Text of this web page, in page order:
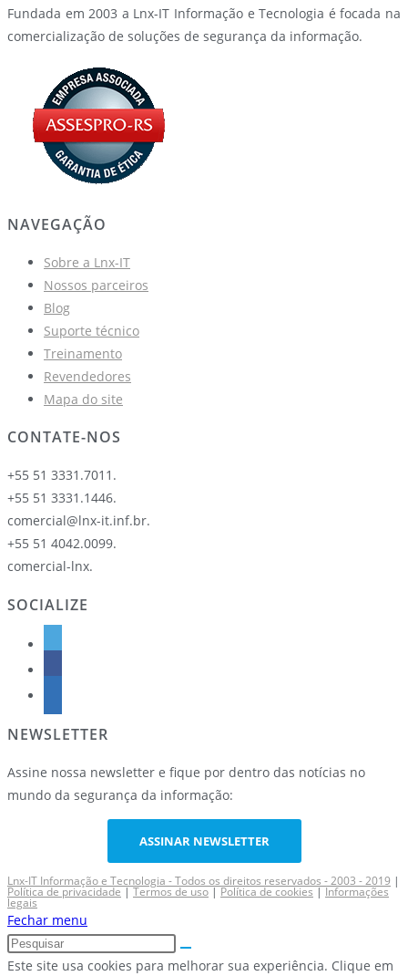
Fundada em 2003 a Lnx-IT Informação e Tecnologia é focada na
comercialização de soluções de segurança da informação.
NAVEGAÇÃO
Sobre a Lnx-IT
Nossos parceiros
Blog
Suporte técnico
Treinamento
Revendedores
Mapa do site
CONTATE-NOS
+55 51 3331.7011.
+55 51 3331.1446.
comercial@lnx-it.inf.br.
+55 51 4042.0099.
comercial-lnx.
SOCIALIZE
NEWSLETTER
Assine nossa newsletter e fique por dentro das notícias no
mundo da segurança da informação:
ASSINAR NEWSLETTER
Lnx-IT Informação e Tecnologia - Todos os direitos reservados - 2003 - 2019 |
Política de privacidade|Termos de uso|Política de cookies|Informações
legais
Fechar menu
Este site usa cookies para melhorar sua experiência. Clique em